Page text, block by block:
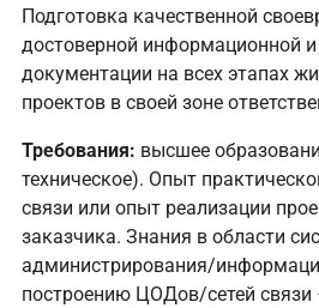
Подготовка качественной
достоверной информационной и
документации на всех этапах
проектов в своей зоне
Требования: высшее
техническое). Опыт
связи или опыт реализации
заказчика. Знания в области
администрирования/
построению ЦОДов/сетей